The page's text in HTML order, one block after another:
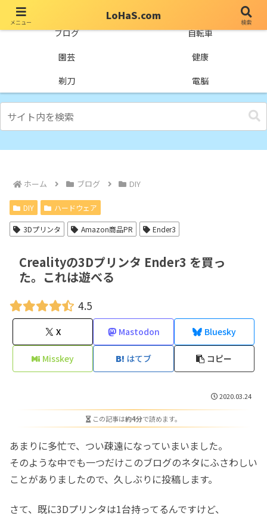
ブログ
自転車
園芸
健康
剃刀
電脳
ホーム ブログ DIY
DIY ハードウェア
3Dプリンタ Amazon商品PR Ender3
Crealityの3Dプリンタ Ender3 を買っ
た。これは遊べる
4.5
X Mastodon Bluesky
Misskey はてブ コピー
2020.03.24
この記事は約4分で読めます。
あまりに多忙で、つい疎遠になっていまいました。
そのような中でも一つだけこのブログのネタにふさわしい
ことがありましたので、久しぶりに投稿します。
さて、既に3Dプリンタは1台持ってるんですけど、
メニュー
LoHaS.com
検索